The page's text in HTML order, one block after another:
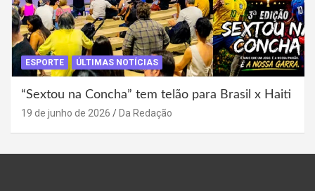
ESPORTE ÚLTIMAS NOTÍCIAS
“Sextou na Concha” tem telão para Brasil x Haiti
19 de junho de 2026 Da Redação